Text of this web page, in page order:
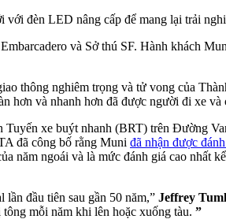
đèn LED nâng cấp để mang lại trải
và Sở thú SF. Hành khách
thông nghiêm trọng và tử vong của
hơn và nhanh hơn đã được người đi xe và
xe buýt nhanh (BRT) trên Đường
đã công bố rằng Muni đã nhận được
năm ngoái và là mức đánh giá cao nhất
đầu tiên sau gần 50 năm,” Jeffrey
mỗi năm khi lên hoặc xuống tàu. ”